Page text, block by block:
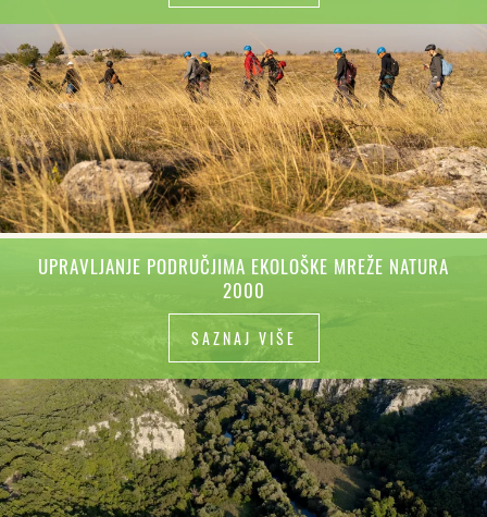
UPRAVLJANJE PODRUČJIMA EKOLOŠKE MREŽE NATURA
2000
SAZNAJ VIŠE